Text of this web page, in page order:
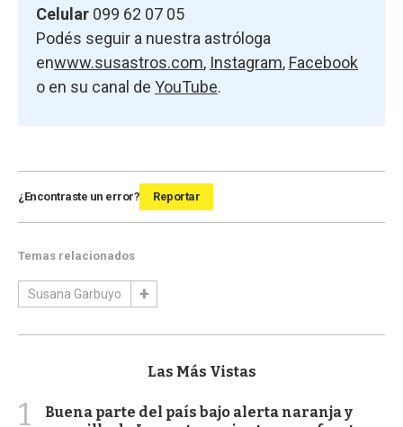
Celular 099 62 07 05
Podés seguir a nuestra astróloga
enwww.susastros.com, Instagram, Facebook
o en su canal de YouTube.
¿Encontraste un error? Reportar
Temas relacionados
Susana Garbuyo
Las Más Vistas
1
Buena parte del país bajo alerta naranja y